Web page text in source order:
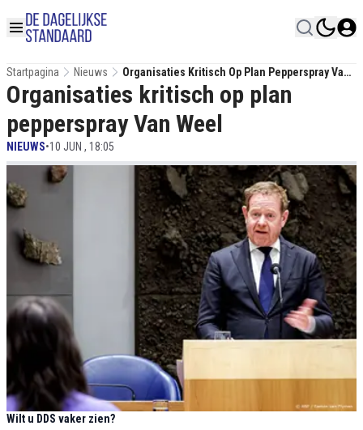
Startpagina Nieuws
Organisaties Kritisch Op Plan Pepperspray Van
Weel
Organisaties kritisch op plan
pepperspray Van Weel
NIEUWS•10 JUN , 18:05
Wilt u DDS vaker zien?